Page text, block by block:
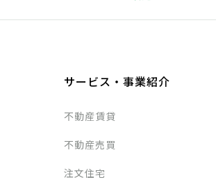
サービス・事業紹介
不動産賃貸
不動産売買
注文住宅